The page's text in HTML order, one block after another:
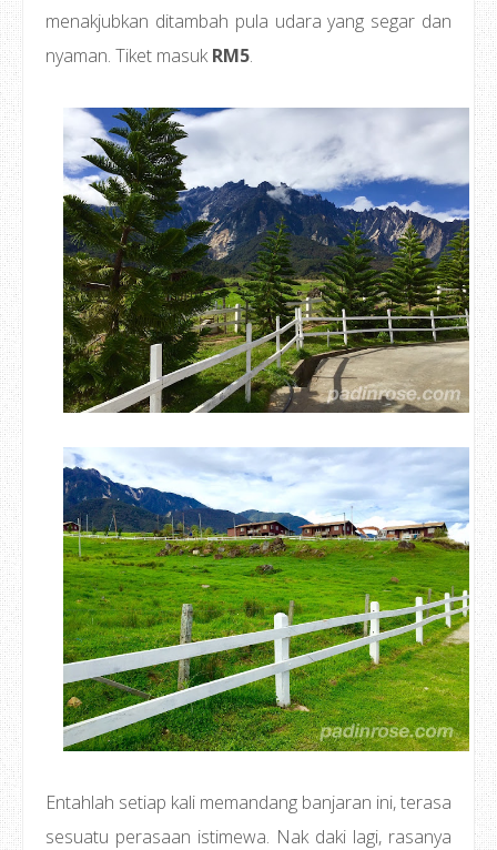
menakjubkan ditambah pula udara yang segar dan
nyaman. Tiket masukRM5.
Entahlah setiap kali memandang banjaran ini, terasa
sesuatu perasaan istimewa. Nak daki lagi, rasanya